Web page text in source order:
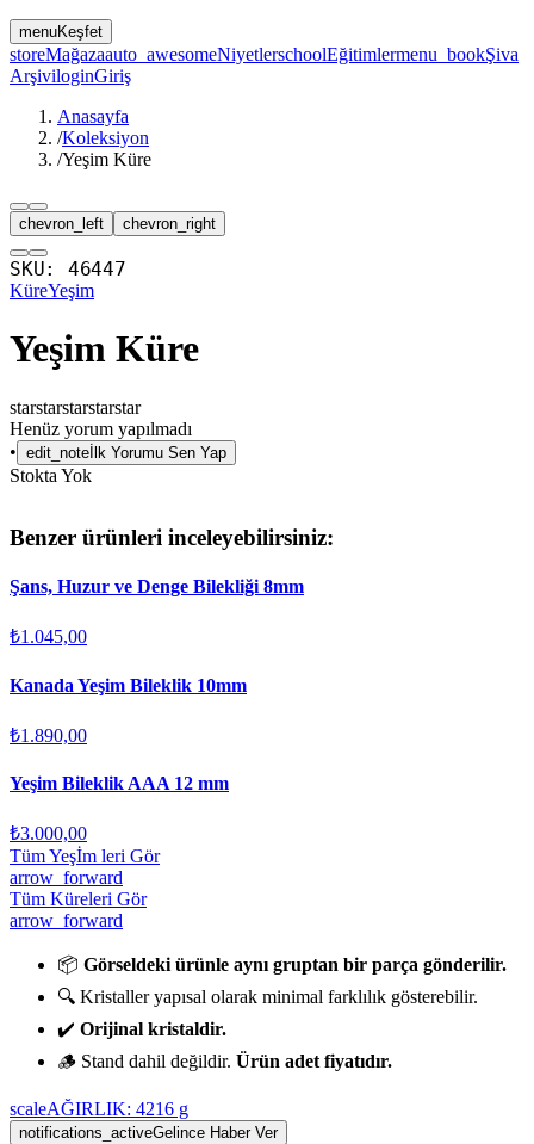
menuKeşfet
storeMağazaauto_awesomeNiyetlerschoolEğitimlermenu_bookŞiva
ArşiviloginGiriş
Anasayfa
/Koleksiyon
/Yeşim Küre
chevron_left chevron_right
SKU: 46447
KüreYeşim
Yeşim Küre
starstarstarstarstar
Henüz yorum yapılmadı
• edit_note İlk Yorumu Sen Yap
Stokta Yok
Benzer ürünleri inceleyebilirsiniz:
Şans, Huzur ve Denge Bilekliği 8mm
₺1.045,00
Kanada Yeşim Bileklik 10mm
₺1.890,00
Yeşim Bileklik AAA 12 mm
₺3.000,00
Tüm Yeşİm leri Gör
arrow_forward
Tüm Küreleri Gör
arrow_forward
📦 Görseldeki ürünle aynı gruptan bir parça gönderilir.
🔍 Kristaller yapısal olarak minimal farklılık gösterebilir.
✔️ Orijinal kristaldir.
🪵 Stand dahil değildir. Ürün adet fiyatıdır.
scaleAĞIRLIK: 4216 g
notifications_activeGelince Haber Ver